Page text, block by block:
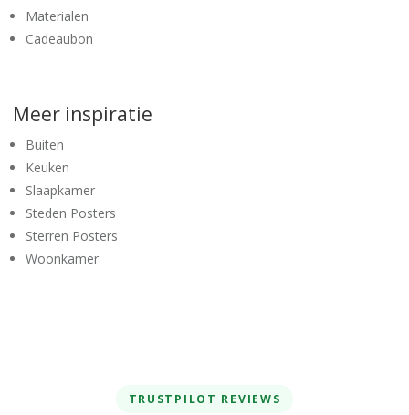
Materialen
Cadeaubon
Meer inspiratie
Buiten
Keuken
Slaapkamer
Steden Posters
Sterren Posters
Woonkamer
TRUSTPILOT REVIEWS